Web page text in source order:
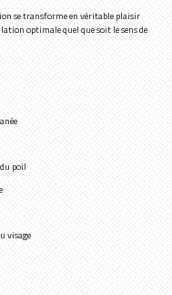
se transforme en véritable plaisir
optimale quel que soit le sens de
poil
visage